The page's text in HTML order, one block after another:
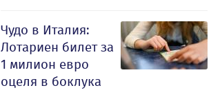
Чудо в Италия:
Лотариен билет за
1 милион евро
оцеля в боклука